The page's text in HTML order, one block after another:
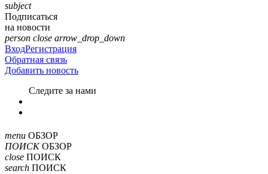
subject
Подписаться
на новости
person close arrow_drop_down
ВходРегистрация
Обратная связь
Добавить новость
Cледите за нами
menu ОБЗОР
ПОИСК ОБЗОР
close ПОИСК
search ПОИСК